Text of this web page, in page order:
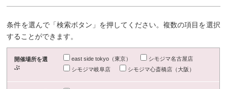
条件を選んで「検索ボタン」を押してください。複数の項目を選択
することができます。
開催場所を選
ぶ
east side tokyo（東京）
シモジマ名古屋店
シモジマ岐阜店
シモジマ心斎橋店（大阪）